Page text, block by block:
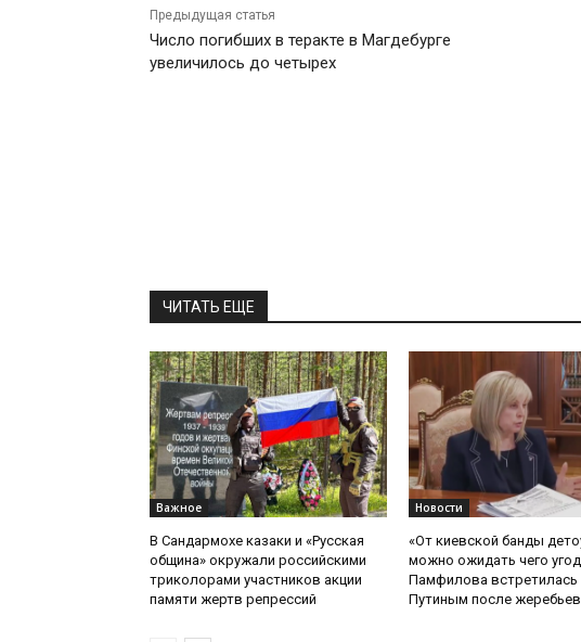
Предыдущая статья
Число погибших в теракте в Магдебурге
увеличилось до четырех
ЧИТАТЬ ЕЩЕ
Важное
В Сандармохе казаки и «Русская
община» окружали российскими
триколорами участников акции
памяти жертв репрессий
Новости
«От киевской банды
можно ожидать чего
Памфилова встретилась
Путиным после